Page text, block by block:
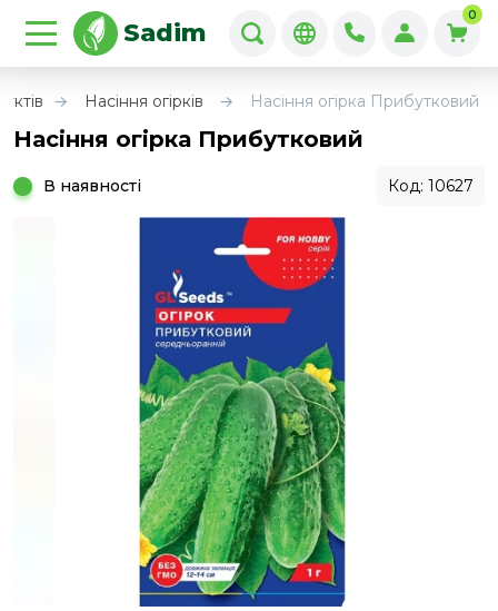
Sadim
0
Насіння огірків Насіння огірка Прибутковий
Насіння огірка Прибутковий
В наявності Код: 10627